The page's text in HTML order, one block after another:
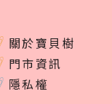
關於寶貝樹
門市資訊
隱私權